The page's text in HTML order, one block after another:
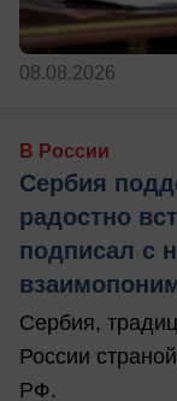
08.08.2026
В России
Сербия
радостно
подписал с
Сербия,
России
РФ.